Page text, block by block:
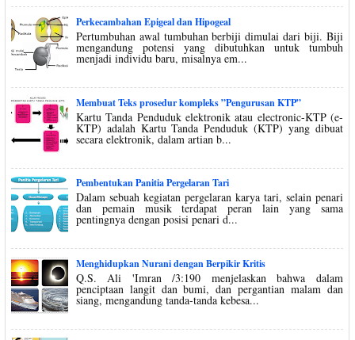
Perkecambahan Epigeal dan Hipogeal
Pertumbuhan awal tumbuhan berbiji dimulai dari biji. Biji
mengandung potensi yang dibutuhkan untuk tumbuh
menjadi individu baru, misalnya em...
Membuat Teks prosedur kompleks ”Pengurusan KTP”
Kartu Tanda Penduduk elektronik atau electronic-KTP (e-
KTP) adalah Kartu Tanda Penduduk (KTP) yang dibuat
secara elektronik, dalam artian b...
Pembentukan Panitia Pergelaran Tari
Dalam sebuah kegiatan pergelaran karya tari, selain penari
dan pemain musik terdapat peran lain yang sama
pentingnya dengan posisi penari d...
Menghidupkan Nurani dengan Berpikir Kritis
Q.S. Ali 'Imran /3:190 menjelaskan bahwa dalam
penciptaan langit dan bumi, dan pergantian malam dan
siang, mengandung tanda-tanda kebesa...